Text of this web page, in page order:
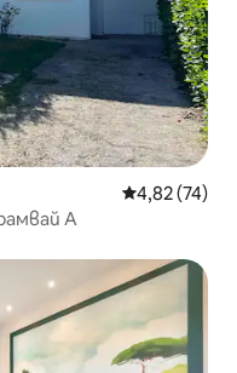
Средна
4,82 (74)
А